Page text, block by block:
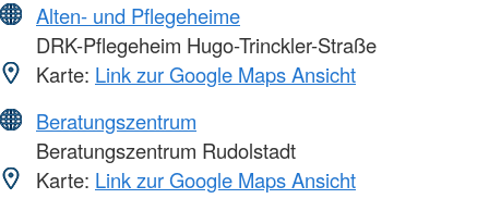
Alten- und Pflegeheime
DRK-Pflegeheim Hugo-Trinckler-Straße
Karte: Link zur Google Maps Ansicht
Beratungszentrum
Beratungszentrum Rudolstadt
Karte: Link zur Google Maps Ansicht